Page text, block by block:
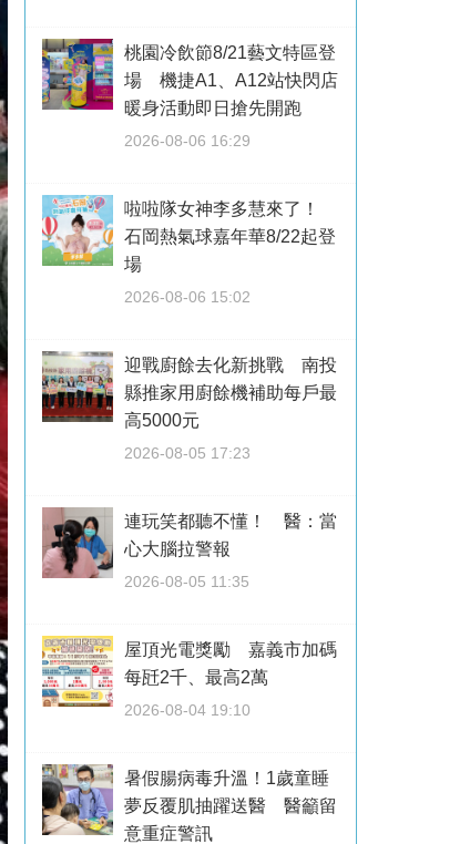
桃園冷飲節8/21藝文特區登
場 機捷A1、A12站快閃店
暖身活動即日搶先開跑
2026-08-06 16:29
啦啦隊女神李多慧來了！
石岡熱氣球嘉年華8/22起登
場
2026-08-06 15:02
迎戰廚餘去化新挑戰 南投
縣推家用廚餘機補助每戶最
高5000元
2026-08-05 17:23
連玩笑都聽不懂！ 醫：當
心大腦拉警報
2026-08-05 11:35
屋頂光電獎勵 嘉義市加碼
每瓩2千、最高2萬
2026-08-04 19:10
暑假腸病毒升溫！1歲童睡
夢反覆肌抽躍送醫 醫籲留
意重症警訊